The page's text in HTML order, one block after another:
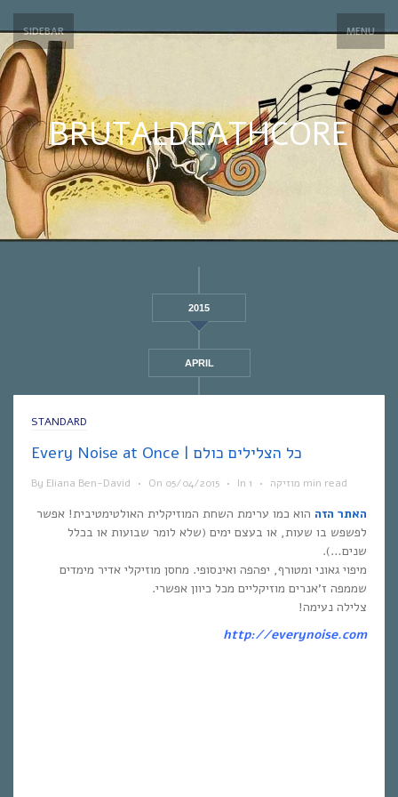
SIDEBAR MENU
BRUTALDEATHCORE
2015
APRIL
STANDARD
Every Noise at Once | כל הצלילים כולם
By Eliana Ben-David • On 05/04/2015 • In מוזיקה • 1 min read
האתר הזה הוא כמו ערימת השחת המוזיקלית האולטימטיבית! אפשר
לפשפש בו שעות, או בעצם ימים (שלא לומר שבועות או בכלל
שנים…).
מיפוי גאוני ומטורף, יפהפה ואינסופי. מחסן מוזיקלי אדיר מימדים
שממפה ז’אנרים מוזיקליים מכל כיוון אפשרי.
צלילה נעימה!
http://everynoise.com